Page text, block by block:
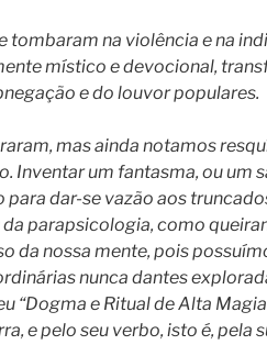
tombaram na violência e na
místico e devocional,
e do louvor populares.
mas ainda notamos
Inventar um fantasma, ou um
dar-se vazão aos
parapsicologia, como
da nossa mente, pois
nunca dantes
“Dogma e Ritual de Alta
e pelo seu verbo, isto é, pela